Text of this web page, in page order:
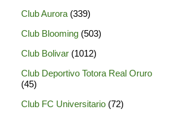
Club Aurora (339)
Club Blooming (503)
Club Bolivar (1012)
Club Deportivo Totora Real Oruro
(45)
Club FC Universitario (72)